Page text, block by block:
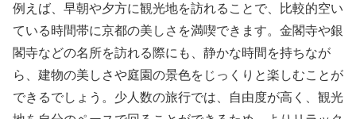
例えば、早朝や夕方に観光地を訪れることで、比較的空い
ている時間帯に京都の美しさを満喫できます。金閣寺や銀
閣寺などの名所を訪れる際にも、静かな時間を持ちなが
ら、建物の美しさや庭園の景色をじっくりと楽しむことが
できるでしょう。少人数の旅行では、自由度が高く、観光